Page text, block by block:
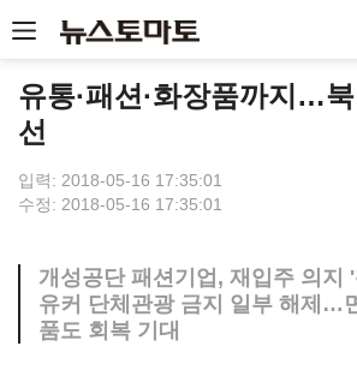
유통·패션·화장품까지…
선
입력: 2018-05-16 17:35:01
수정: 2018-05-16 17:35:01
개성공단 패션기업, 재입주 의지
유커 단체관광 금지 일부 해제…
품도 회복 기대